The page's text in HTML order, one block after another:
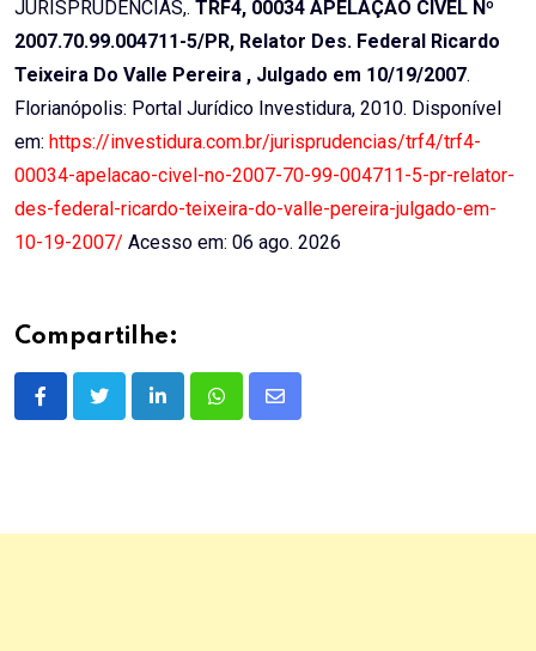
JURISPRUDÊNCIAS,. TRF4, 00034 APELAÇÃO CÍVEL Nº
2007.70.99.004711-5/PR, Relator Des. Federal Ricardo
Teixeira Do Valle Pereira , Julgado em 10/19/2007.
Florianópolis: Portal Jurídico Investidura, 2010. Disponível
em: https://investidura.com.br/jurisprudencias/trf4/trf4-
00034-apelacao-civel-no-2007-70-99-004711-5-pr-relator-
des-federal-ricardo-teixeira-do-valle-pereira-julgado-em-
10-19-2007/ Acesso em: 06 ago. 2026
Compartilhe:
LinkedInWhatsappShare